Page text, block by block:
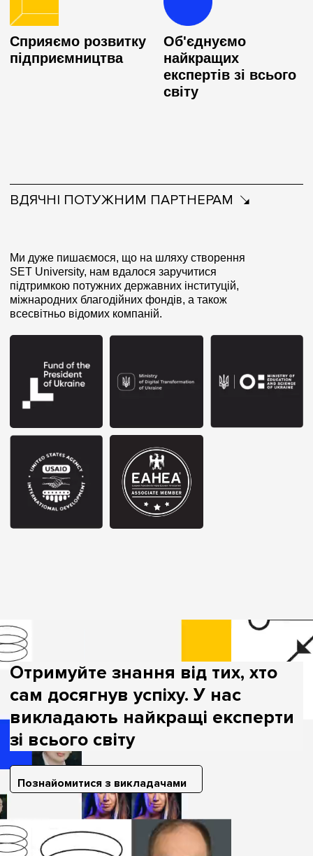
Сприяємо розвитку
підприємництва
Об'єднуємо
найкращих
експертів зі всього
світу
ВДЯЧНІ ПОТУЖНИМ ПАРТНЕРАМ
Ми дуже пишаємося, що на шляху створення
SET University, нам вдалося заручитися
підтримкою потужних державних інституцій,
міжнародних благодійних фондів, а також
всесвітньо відомих компаній.
Отримуйте знання від тих, хто
сам досягнув успіху. У нас
викладають найкращі експерти
зі всього світу
Познайомитися з викладачами